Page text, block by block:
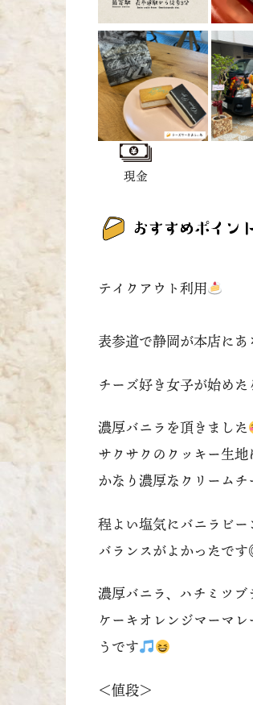
現金
テイクアウト利用
表参道で静岡が本店に
チーズ好き女子が始め
濃厚バニラを頂きました
サクサクのクッキー生
かなり濃厚なクリーム
程よい塩気にバニラビー
バランスがよかったで
濃厚バニラ、ハチミツ
ケーキオレンジマーマ
うです
＜値段＞